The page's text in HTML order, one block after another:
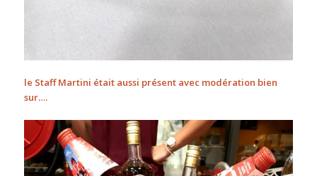
le Staff Martini était aussi présent avec modération bien
sur….